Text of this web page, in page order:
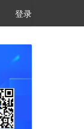
登录